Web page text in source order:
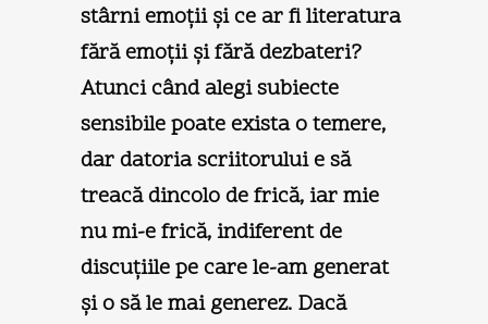
stârni emoţii şi ce ar fi literatura
fără emoţii şi fără dezbateri?
Atunci când alegi subiecte
sensibile poate exista o temere,
dar datoria scriitorului e să
treacă dincolo de frică, iar mie
nu mi-e frică, indiferent de
discuţiile pe care le-am generat
şi o să le mai generez. Dacă